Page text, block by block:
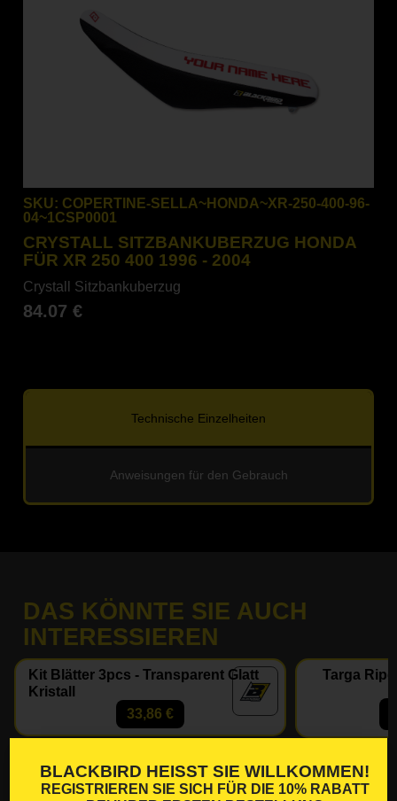
SKU: COPERTINE-SELLA~HONDA~XR-250-400-96-
04~1CSP0001
CRYSTALL SITZBANKUBERZUG HONDA
FÜR XR 250 400 1996 - 2004
Crystall Sitzbankuberzug
84.07 €
Technische Einzelheiten
Anweisungen für den Gebrauch
DAS KÖNNTE SIE AUCH
INTERESSIEREN
Kit Blätter 3pcs - Transparent Glatt
Kristall
33,86 €
Targa
BLACKBIRD HEISST SIE WILLKOMMEN!
REGISTRIEREN SIE SICH FÜR DIE 10% RABATT